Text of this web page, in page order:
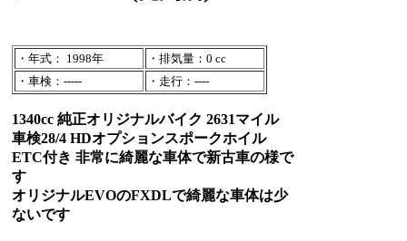
・年式： 1998年
・排気量：0 cc
・車検：-----
・走行：----
1340cc 純正オリジナルバイク 2631マイル
車検28/4 HDオプションスポークホイル
ETC付き 非常に綺麗な車体で新古車の様で
す
オリジナルEVOのFXDLで綺麗な車体は少
ないです